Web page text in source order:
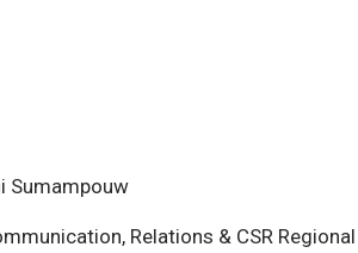
Sumampouw
Relations & CSR